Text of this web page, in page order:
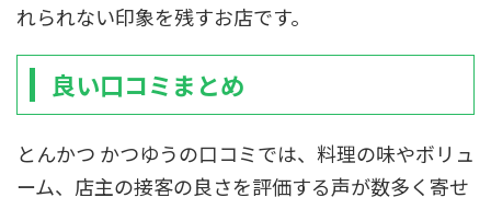
れられない印象を残すお店です。
良い口コミまとめ
とんかつ かつゆうの口コミでは、料理の味やボリュ
ーム、店主の接客の良さを評価する声が数多く寄せ